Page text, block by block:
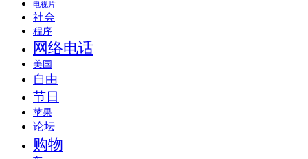
电视片
社会
程序
网络电话
美国
自由
节日
苹果
论坛
购物